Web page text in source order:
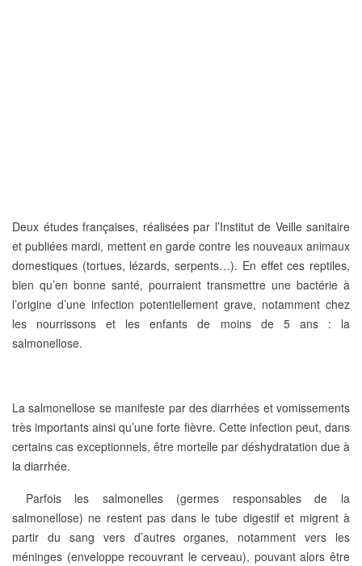
Deux études françaises, réalisées par l’Institut de Veille sanitaire
et publiées mardi, mettent en garde contre les nouveaux animaux
domestiques (tortues, lézards, serpents…). En effet ces reptiles,
bien qu’en bonne santé, pourraient transmettre une bactérie à
l’origine d’une infection potentiellement grave, notamment chez
les nourrissons et les enfants de moins de 5 ans : la
salmonellose.
La salmonellose se manifeste par des diarrhées et vomissements
très importants ainsi qu’une forte fièvre. Cette infection peut, dans
certains cas exceptionnels, être mortelle par déshydratation due à
la diarrhée.
Parfois les salmonelles (germes responsables de la
salmonellose) ne restent pas dans le tube digestif et migrent à
partir du sang vers d’autres organes, notamment vers les
méninges (enveloppe recouvrant le cerveau), pouvant alors être